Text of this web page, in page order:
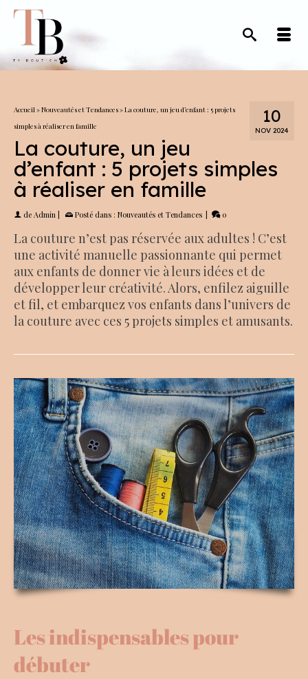
10
NOV 2024
Accueil»Nouveautés et Tendances»La couture, un jeu d’enfant : 5 projets
simples à réaliser en famille
La couture, un jeu
d’enfant : 5 projets simples
à réaliser en famille
de Admin Posté dans : Nouveautés et Tendances 0
La couture n’est pas réservée aux adultes ! C’est
une activité manuelle passionnante qui permet
aux enfants de donner vie à leurs idées et de
développer leur créativité. Alors, enfilez aiguille
et fil, et embarquez vos enfants dans l’univers de
la couture avec ces 5 projets simples et amusants.
Les indispensables pour
débuter